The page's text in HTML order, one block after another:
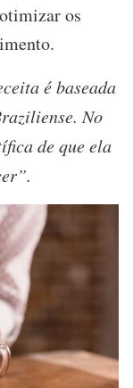
os
é baseada
No
de que ela